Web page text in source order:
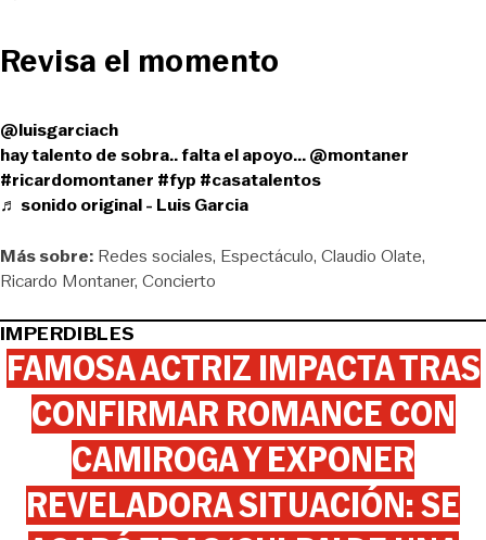
Revisa el momento
@luisgarciach
hay talento de sobra.. falta el apoyo... @montaner
#ricardomontaner #fyp #casatalentos
♬ sonido original - Luis Garcia
Más sobre: Redes sociales Espectáculo Claudio Olate
Ricardo Montaner Concierto
IMPERDIBLES
FAMOSA ACTRIZ IMPACTA TRAS
CONFIRMAR ROMANCE CON
CAMIROGA Y EXPONER
REVELADORA SITUACIÓN: SE